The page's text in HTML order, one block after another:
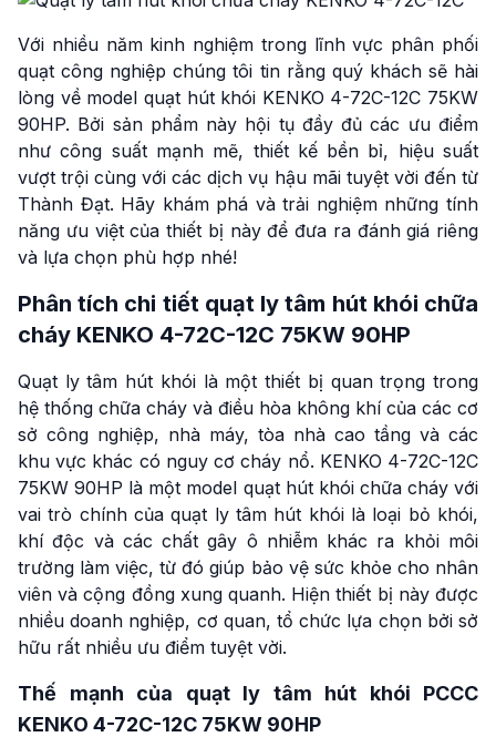
Với nhiều năm kinh nghiệm trong lĩnh vực phân phối
quạt công nghiệp chúng tôi tin rằng quý khách sẽ hài
lòng về model quạt hút khói KENKO 4-72C-12C 75KW
90HP. Bởi sản phẩm này hội tụ đầy đủ các ưu điểm
như công suất mạnh mẽ, thiết kế bền bỉ, hiệu suất
vượt trội cùng với các dịch vụ hậu mãi tuyệt vời đến từ
Thành Đạt. Hãy khám phá và trải nghiệm những tính
năng ưu việt của thiết bị này để đưa ra đánh giá riêng
và lựa chọn phù hợp nhé!
Phân tích chi tiết quạt ly tâm hút khói chữa
cháy KENKO 4-72C-12C 75KW 90HP
Quạt ly tâm hút khói là một thiết bị quan trọng trong
hệ thống chữa cháy và điều hòa không khí của các cơ
sở công nghiệp, nhà máy, tòa nhà cao tầng và các
khu vực khác có nguy cơ cháy nổ. KENKO 4-72C-12C
75KW 90HP là một model quạt hút khói chữa cháy với
vai trò chính của quạt ly tâm hút khói là loại bỏ khói,
khí độc và các chất gây ô nhiễm khác ra khỏi môi
trường làm việc, từ đó giúp bảo vệ sức khỏe cho nhân
viên và cộng đồng xung quanh. Hiện thiết bị này được
nhiều doanh nghiệp, cơ quan, tổ chức lựa chọn bởi sở
hữu rất nhiều ưu điểm tuyệt vời.
Thế mạnh của quạt ly tâm hút khói PCCC
KENKO 4-72C-12C 75KW 90HP